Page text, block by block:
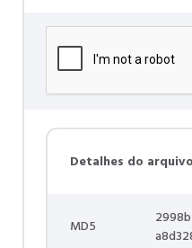
Detalhes do arquivo
MD5